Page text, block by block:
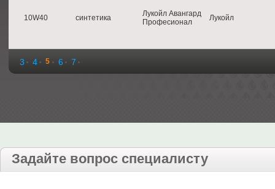
10W40 синтетика
Лукойл Авангард
Професионал
Лукойл
3 4 5 6 7
Задайте вопрос специалисту